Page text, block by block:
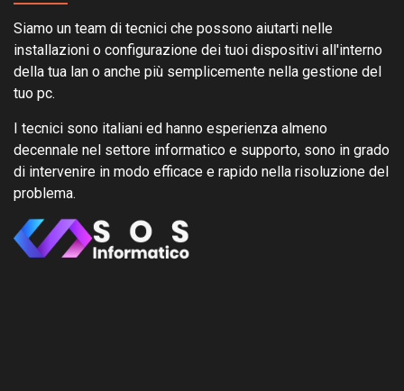
Siamo un team di tecnici che possono aiutarti nelle
installazioni o configurazione dei tuoi dispositivi all'interno
della tua lan o anche più semplicemente nella gestione del
tuo pc.
I tecnici sono italiani ed hanno esperienza almeno
decennale nel settore informatico e supporto, sono in grado
di intervenire in modo efficace e rapido nella risoluzione del
problema.